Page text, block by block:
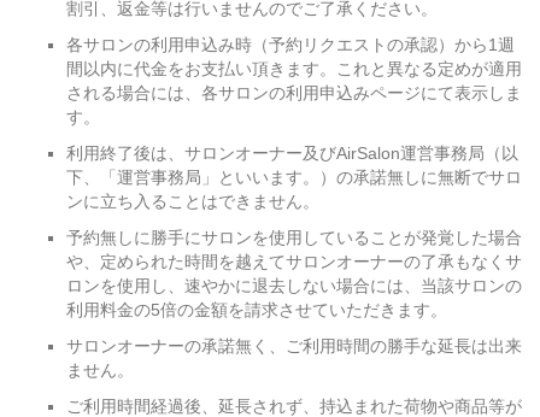
割引、返金等は行いませんのでご了承ください。
各サロンの利用申込み時（予約リクエストの承認）から1週
間以内に代金をお支払い頂きます。これと異なる定めが適用
される場合には、各サロンの利用申込みページにて表示しま
す。
利用終了後は、サロンオーナー及びAirSalon運営事務局（以
下、「運営事務局」といいます。）の承諾無しに無断でサロ
ンに立ち入ることはできません。
予約無しに勝手にサロンを使用していることが発覚した場合
や、定められた時間を越えてサロンオーナーの了承もなくサ
ロンを使用し、速やかに退去しない場合には、当該サロンの
利用料金の5倍の金額を請求させていただきます。
サロンオーナーの承諾無く、ご利用時間の勝手な延長は出来
ません。
ご利用時間経過後、延長されず、持込まれた荷物や商品等が